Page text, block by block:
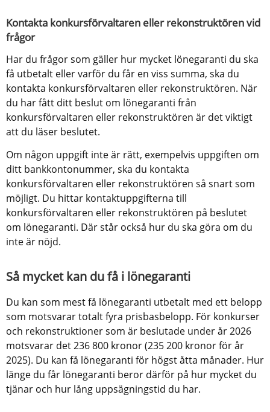
Kontakta konkursförvaltaren eller rekonstruktören vid
frågor
Har du frågor som gäller hur mycket lönegaranti du ska
få utbetalt eller varför du får en viss summa, ska du
kontakta konkursförvaltaren eller rekonstruktören. När
du har fått ditt beslut om lönegaranti från
konkursförvaltaren eller rekonstruktören är det viktigt
att du läser beslutet.
Om någon uppgift inte är rätt, exempelvis uppgiften om
ditt bankkontonummer, ska du kontakta
konkursförvaltaren eller rekonstruktören så snart som
möjligt. Du hittar kontaktuppgifterna till
konkursförvaltaren eller rekonstruktören på beslutet
om lönegaranti. Där står också hur du ska göra om du
inte är nöjd.
Så mycket kan du få i lönegaranti
Du kan som mest få lönegaranti utbetalt med ett belopp
som motsvarar totalt fyra prisbasbelopp. För konkurser
och rekonstruktioner som är beslutade under år 2026
motsvarar det 236 800 kronor (235 200 kronor för år
2025). Du kan få lönegaranti för högst åtta månader. Hur
länge du får lönegaranti beror därför på hur mycket du
tjänar och hur lång uppsägningstid du har.